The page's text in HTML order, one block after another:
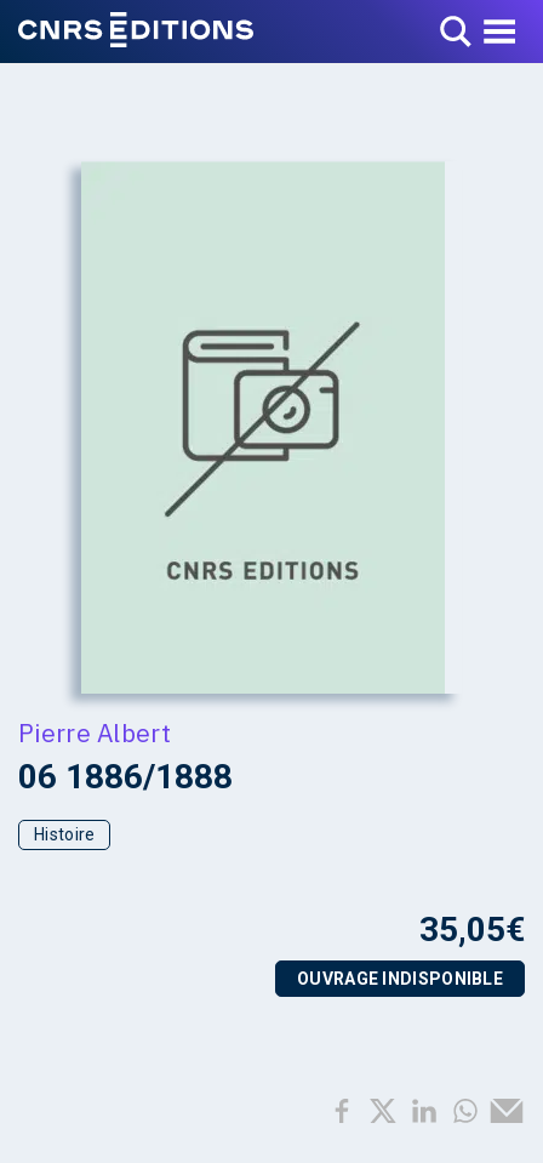
Toggle Menu
Pierre Albert
06 1886/1888
Histoire
35,05€
OUVRAGE INDISPONIBLE